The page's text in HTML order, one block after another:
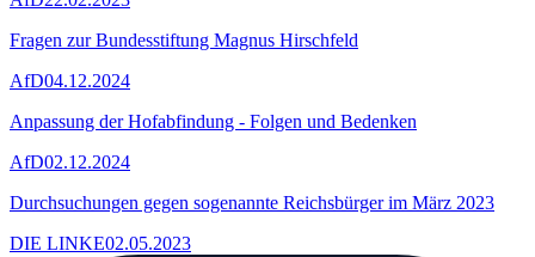
Fragen zur Bundesstiftung Magnus Hirschfeld
AfD04.12.2024
Anpassung der Hofabfindung - Folgen und Bedenken
AfD02.12.2024
Durchsuchungen gegen sogenannte Reichsbürger im März 2023
DIE LINKE02.05.2023